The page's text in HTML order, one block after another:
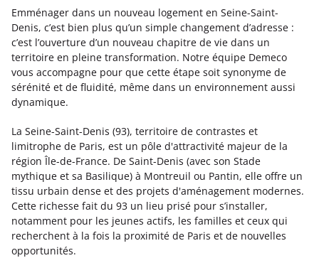
Emménager dans un nouveau logement en Seine-Saint-
Denis, c’est bien plus qu’un simple changement d’adresse :
c’est l’ouverture d’un nouveau chapitre de vie dans un
territoire en pleine transformation. Notre équipe Demeco
vous accompagne pour que cette étape soit synonyme de
sérénité et de fluidité, même dans un environnement aussi
dynamique.
La Seine-Saint-Denis (93), territoire de contrastes et
limitrophe de Paris, est un pôle d'attractivité majeur de la
région Île-de-France. De Saint-Denis (avec son Stade
mythique et sa Basilique) à Montreuil ou Pantin, elle offre un
tissu urbain dense et des projets d'aménagement modernes.
Cette richesse fait du 93 un lieu prisé pour s’installer,
notamment pour les jeunes actifs, les familles et ceux qui
recherchent à la fois la proximité de Paris et de nouvelles
opportunités.